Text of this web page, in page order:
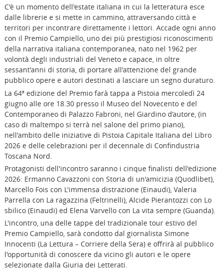
C'è un momento dell'estate italiana in cui la letteratura esce
dalle librerie e si mette in cammino, attraversando città e
territori per incontrare direttamente i lettori. Accade ogni anno
con il Premio Campiello, uno dei più prestigiosi riconoscimenti
della narrativa italiana contemporanea, nato nel 1962 per
volontà degli industriali del Veneto e capace, in oltre
sessant'anni di storia, di portare all'attenzione del grande
pubblico opere e autori destinati a lasciare un segno duraturo.
La 64ª edizione del Premio farà tappa a Pistoia mercoledì 24
giugno alle ore 18.30 presso il Museo del Novecento e del
Contemporaneo di Palazzo Fabroni, nel Giardino d’autore, (in
caso di maltempo si terrà nel salone del primo piano),
nell'ambito delle iniziative di Pistoia Capitale Italiana del Libro
2026 e delle celebrazioni per il decennale di Confindustria
Toscana Nord.
Protagonisti dell'incontro saranno i cinque finalisti dell'edizione
2026: Ermanno Cavazzoni con Storia di un'amicizia (Quodlibet),
Marcello Fois con L'immensa distrazione (Einaudi), Valeria
Parrella con La ragazzina (Feltrinelli), Alcide Pierantozzi con Lo
sbilico (Einaudi) ed Elena Varvello con La vita sempre (Guanda).
L'incontro, una delle tappe del tradizionale tour estivo del
Premio Campiello, sarà condotto dal giornalista Simone
Innocenti (La Lettura – Corriere della Sera) e offrirà al pubblico
l'opportunità di conoscere da vicino gli autori e le opere
selezionate dalla Giuria dei Letterati.